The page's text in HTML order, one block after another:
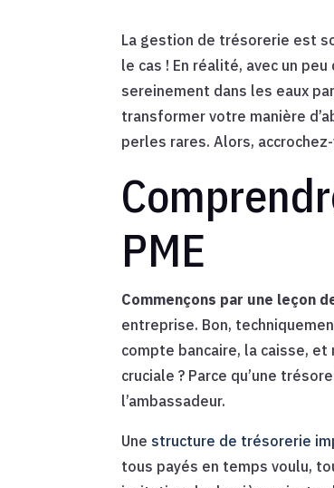
La gestion de trésorerie est
le cas ! En réalité, avec un
sereinement dans les eaux
transformer votre manière
perles rares. Alors,
PME
Commençons par une leçon
entreprise. Bon,
compte bancaire, la caisse,
cruciale ? Parce qu’une
l’ambassadeur.
Une structure de trésorerie
tous payés en temps voulu,